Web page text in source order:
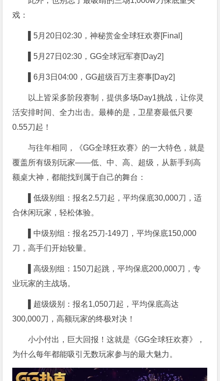
戏：
▌5月20日02:30，神秘赏金全球狂欢赛[Final]
▌5月27日02:30，GG全球冠军赛[Day2]
▌6月3日04:00，GG超级百万主赛事[Day2]
以上皆采多阶段赛制，提供多场Day1挑战，让你灵
活安排时间、全力出击。最棒的是，卫星赛最低只要
0.55刀起！
与往年相同，《GG全球狂欢赛》的一大特色，就是
覆盖所有级别玩家——低、中、高、超级，从新手到高
额桌大神，都能找到属于自己的舞台：
▌低级别组：报名2.5刀起，平均保底30,000刀，适
合休闲玩家，轻松体验。
▌中级别组：报名25刀-149刀，平均保底150,000
刀，高手们开始较量。
▌高级别组： 150刀起跳，平均保底200,000刀，专
业玩家的主战场。
▌超级级别：报名1,050刀起，平均保底高达
300,000刀，高额玩家的终极对决！
小小付出，巨大回报！这就是《GG全球狂欢赛》，
为什么每年都能吸引无数玩家参与的最大魅力。